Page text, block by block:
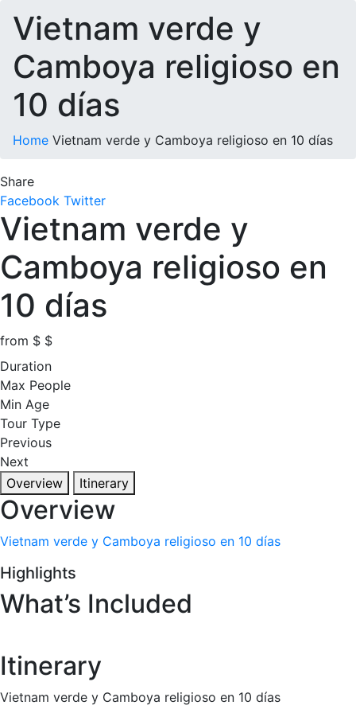
Vietnam verde y
Camboya religioso en
10 días
Home Vietnam verde y Camboya religioso en 10 días
Share
Facebook Twitter
Vietnam verde y
Camboya religioso en
10 días
from $ $
Duration
Max People
Min Age
Tour Type
Previous
Next
Overview
Itinerary
Overview
Vietnam verde y Camboya religioso en 10 días
Highlights
What’s Included
Itinerary
Vietnam verde y Camboya religioso en 10 días